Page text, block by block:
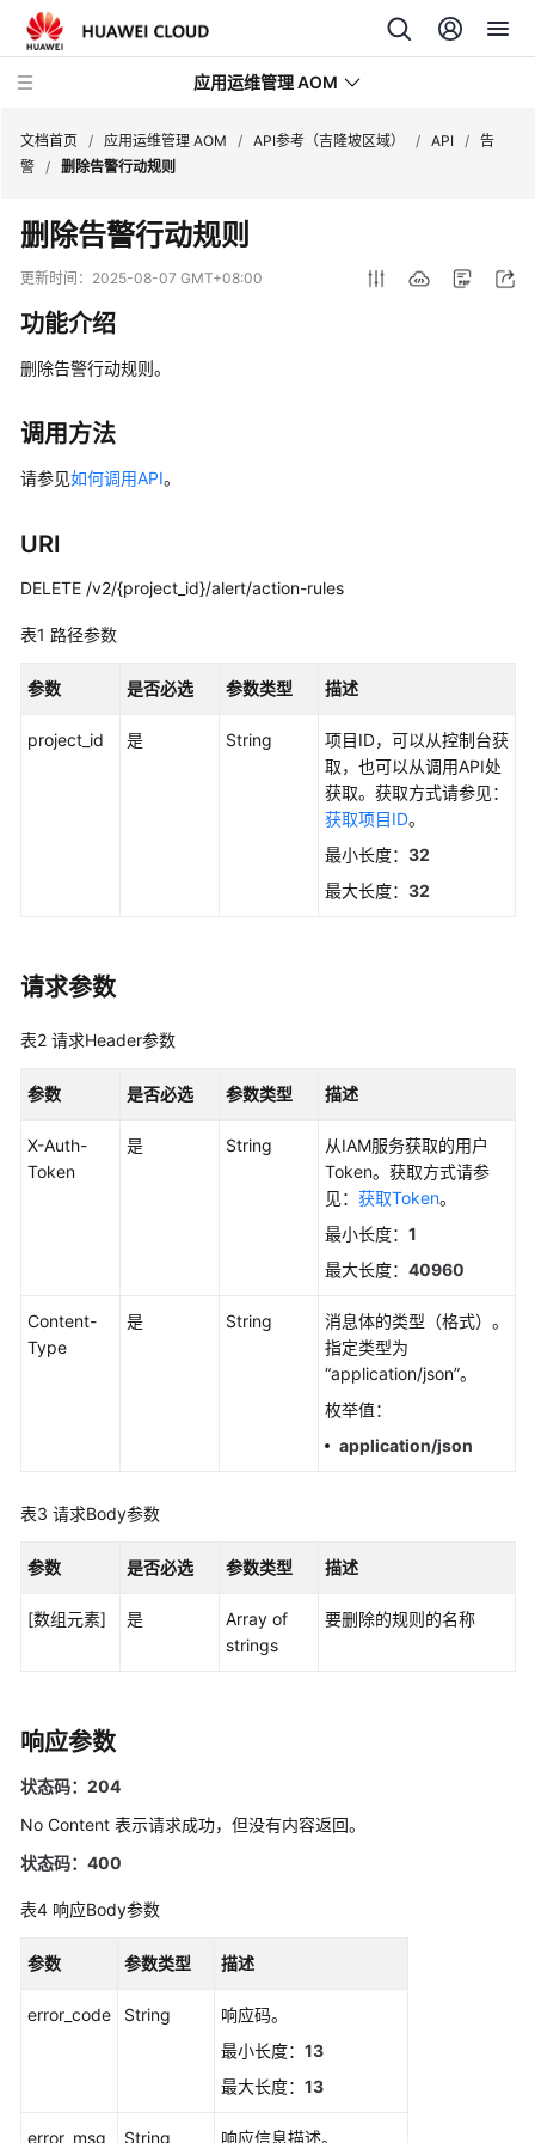
应用运维管理 AOM
最
新
动
品
绍
计
说
速
门
用
参
参
考
题
AOM
1.0
文
档
户
指
（1.0）
（吉
域）
文档首页 / 应用运维管理 AOM / API参考（吉隆坡区域） / API / 告
警 / 删除告警行动规则
删除告警行动规则
更新时间： 2025-08-07 GMT+08:00
功能介绍
删除告警行动规则。
调用方法
请参见如何调用API。
URI
DELETE /v2/{project_id}/alert/action-rules
表1 路径参数
参数 是否必选 参数类型 描述
project_id 是 String
项目ID，可以从控制台获
取，也可以从调用API处
获取。获取方式请参见：
获取项目ID。
最小长度： 32
最大长度： 32
请求参数
表2 请求Header参数
参数 是否必选 参数类型 描述
X-Auth-
Token
是 String
从IAM服务获取的用户
Token。获取方式请参
见： 获取Token。
最小长度： 1
最大长度： 40960
Content-
Type
是 String
消息体的类型（格式）。
指定类型为
“application/json”。
枚举值：
application/json
表3 请求Body参数
参数 是否必选 参数类型 描述
[数组元素] 是
Array of
strings
要删除的规则的名称
响应参数
状态码：204
No Content 表示请求成功，但没有内容返回。
状态码：400
表4 响应Body参数
参数 参数类型 描述
error_code String
响应码。
最小长度： 13
最大长度： 13
error_msg String 响应信息描述。